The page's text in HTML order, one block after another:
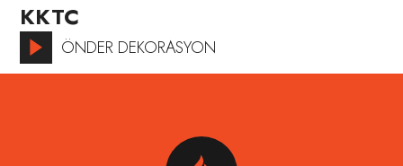
KKTC
ÖNDER DEKORASYON